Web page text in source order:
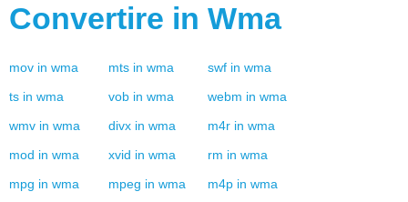
Convertire in Wma
mov in wma mts in wma swf in wma
ts in wma vob in wma webm in wma
wmv in wma divx in wma m4r in wma
mod in wma xvid in wma rm in wma
mpg in wma mpeg in wma m4p in wma